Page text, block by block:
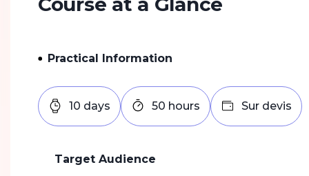
Practical Information
10 days 50 hours Sur devis
Target Audience